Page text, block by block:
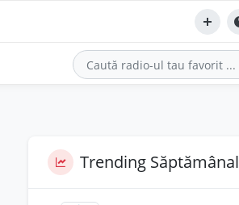
Trending Săptămânal